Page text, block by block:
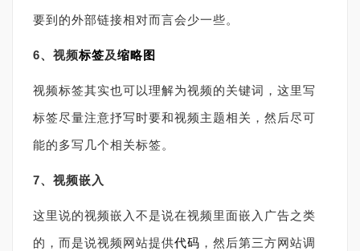
要到的外部链接相对而言会少一些。
6、视频标签及缩略图
视频标签其实也可以理解为视频的关键词，这里写
标签尽量注意抒写时要和视频主题相关，然后尽可
能的多写几个相关标签。
7、视频嵌入
这里说的视频嵌入不是说在视频里面嵌入广告之类
的，而是说视频网站提供代码 ，然后第三方网站调